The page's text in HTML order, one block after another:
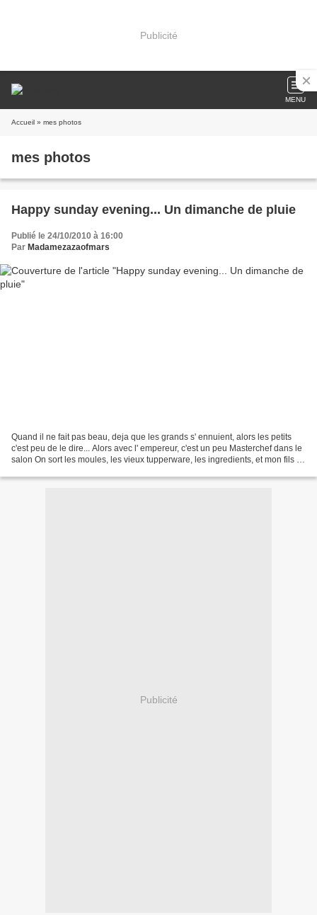
Publicité
MENU
Accueil » mes photos
mes photos
Happy sunday evening... Un dimanche de pluie
Publié le 24/10/2010 à 16:00
Par Madamezazaofmars
Quand il ne fait pas beau, deja que les grands s' ennuient, alors les petits
c'est peu de le dire... Alors avec l' empereur, c'est un peu Masterchef dans le
salon On sort les moules, les vieux tupperware, les ingredients, et mon fils se
Publicité